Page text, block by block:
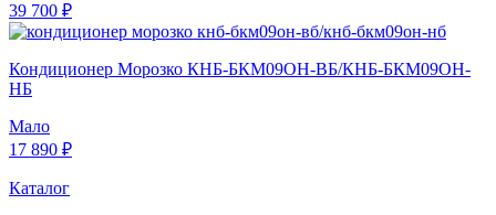
39 700 ₽
Кондиционер Морозко КНБ-БКМ09ОН-ВБ/КНБ-БКМ09ОН-
НБ
Мало
17 890 ₽
Каталог